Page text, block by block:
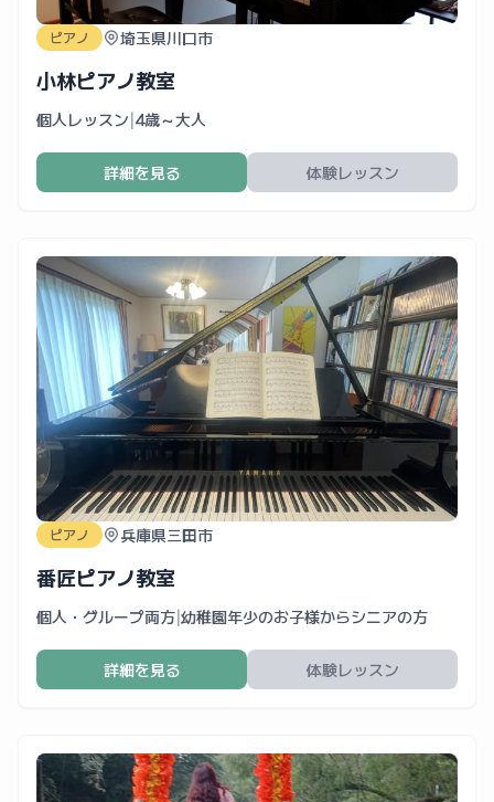
ピアノ 埼玉県川口市
小林ピアノ教室
個人レッスン|4歳～大人
詳細を見る 体験レッスン
ピアノ 兵庫県三田市
番匠ピアノ教室
個人・グループ両方|幼稚園年少のお子様からシニアの方
詳細を見る 体験レッスン